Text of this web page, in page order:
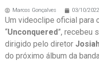
Marcos Gonçalves 03/10/2022
Um videoclipe oficial para
“Unconquered”, recebeu
dirigido pelo diretor
do próximo álbum da